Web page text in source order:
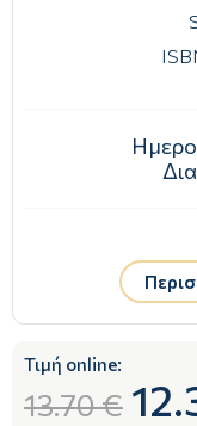
Τιμή online:
13.70 €